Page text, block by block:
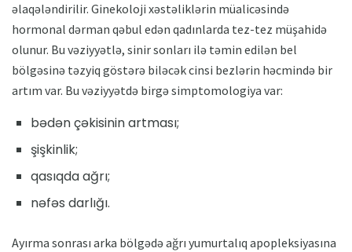
əlaqələndirilir. Ginekoloji xəstəliklərin müalicəsində
hormonal dərman qəbul edən qadınlarda tez-tez müşahidə
olunur. Bu vəziyyətlə, sinir sonları ilə təmin edilən bel
bölgəsinə təzyiq göstərə biləcək cinsi bezlərin həcmində bir
artım var. Bu vəziyyətdə birgə simptomologiya var:
bədən çəkisinin artması;
şişkinlik;
qasıqda ağrı;
nəfəs darlığı.
Ayırma sonrası arka bölgədə ağrı yumurtalıq apopleksiyasına